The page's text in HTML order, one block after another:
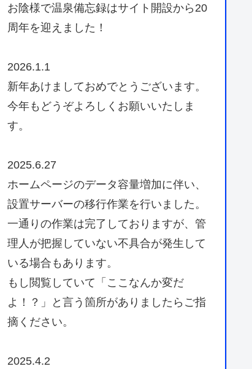
お陰様で温泉備忘録はサイト開設から20
周年を迎えました！
2026.1.1
新年あけましておめでとうございます。
今年もどうぞよろしくお願いいたしま
す。
2025.6.27
ホームページのデータ容量増加に伴い、
設置サーバーの移行作業を行いました。
一通りの作業は完了しておりますが、管
理人が把握していない不具合が発生して
いる場合もあります。
もし閲覧していて「ここなんか変だ
よ！？」と言う箇所がありましたらご指
摘ください。
2025.4.2